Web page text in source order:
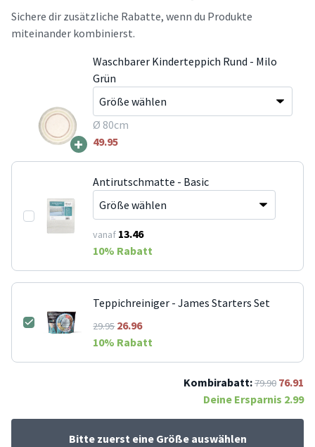
Sichere dir zusätzliche Rabatte, wenn du Produkte
miteinander kombinierst.
+
Waschbarer Kinderteppich Rund - Milo
Grün
Ø 80cm
49.95
Antirutschmatte - Basic
vanaf 13.46
10% Rabatt
Teppichreiniger - James Starters Set
29.9526.96
10% Rabatt
Kombirabatt:79.90 76.91
Deine Ersparnis 2.99
Bitte zuerst eine Größe auswählen